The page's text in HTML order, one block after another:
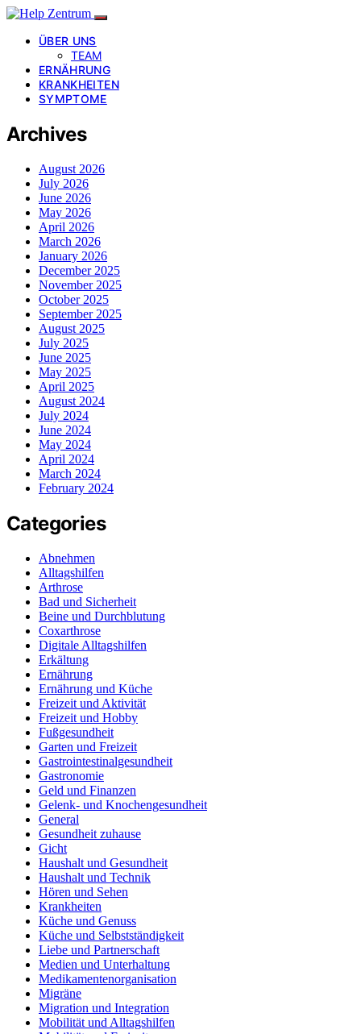
ÜBER UNS
TEAM
ERNÄHRUNG
KRANKHEITEN
SYMPTOME
Archives
August 2026
July 2026
June 2026
May 2026
April 2026
March 2026
January 2026
December 2025
November 2025
October 2025
September 2025
August 2025
July 2025
June 2025
May 2025
April 2025
August 2024
July 2024
June 2024
May 2024
April 2024
March 2024
February 2024
Categories
Abnehmen
Alltagshilfen
Arthrose
Bad und Sicherheit
Beine und Durchblutung
Coxarthrose
Digitale Alltagshilfen
Erkältung
Ernährung
Ernährung und Küche
Freizeit und Aktivität
Freizeit und Hobby
Fußgesundheit
Garten und Freizeit
Gastrointestinalgesundheit
Gastronomie
Geld und Finanzen
Gelenk- und Knochengesundheit
General
Gesundheit zuhause
Gicht
Haushalt und Gesundheit
Haushalt und Technik
Hören und Sehen
Krankheiten
Küche und Genuss
Küche und Selbstständigkeit
Liebe und Partnerschaft
Medien und Unterhaltung
Medikamentenorganisation
Migräne
Migration und Integration
Mobilität und Alltagshilfen